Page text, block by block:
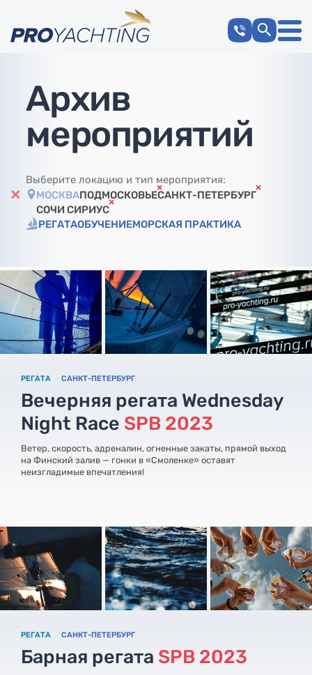
Архив
мероприятий
Выберите локацию и тип мероприятия:
МОСКВАПОДМОСКОВЬЕСАНКТ-ПЕТЕРБУРГ
СОЧИ СИРИУС
РЕГАТАОБУЧЕНИЕМОРСКАЯ ПРАКТИКА
РЕГАТА САНКТ-ПЕТЕРБУРГ
Вечерняя регата Wednesday
Night Race SPB 2023
Ветер, скорость, адреналин, огненные закаты, прямой выход
на Финский залив — гонки в «Смоленке» оставят
неизгладимые впечатления!
РЕГАТА САНКТ-ПЕТЕРБУРГ
Барная регата SPB 2023